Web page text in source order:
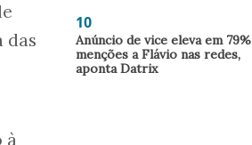
das
à
10
Anúncio de vice eleva em 79%
menções a Flávio nas redes,
aponta Datrix